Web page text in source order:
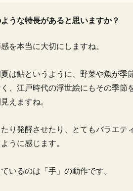
うな特長があると思いますか？
を本当に大切にしますね。
は鮎というように、野菜や魚が季
、江戸時代の浮世絵にもその季節
えますね。
り発酵させたり、とてもバラエテ
うに感じます。
いるのは「手」の動作です。